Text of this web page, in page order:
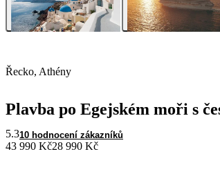
Řecko, Athény
Plavba po Egejském moři s
5.310 hodnocení zákazníků
43 990 Kč28 990 Kč